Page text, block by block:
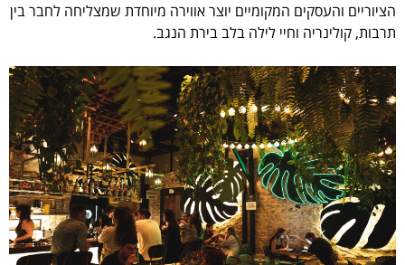
הציוריים והעסקים המקומיים יוצר אווירה מיוחדת שמצליחה לחבר בין
תרבות, קולינריה וחיי לילה בלב בירת הנגב.